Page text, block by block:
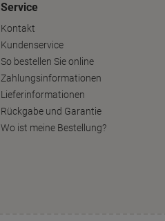
Service
Kontakt
Kundenservice
So bestellen Sie online
Zahlungsinformationen
Lieferinformationen
Rückgabe und Garantie
Wo ist meine Bestellung?